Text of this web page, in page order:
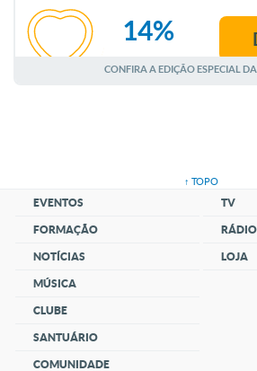
AGOSTO
14%
CONFIRA A EDIÇÃO ESPECIAL
↑ TOPO
EVENTOS
FORMAÇÃO
NOTÍCIAS
MÚSICA
CLUBE
SANTUÁRIO
COMUNIDADE
TV
RÁDIO
LOJA